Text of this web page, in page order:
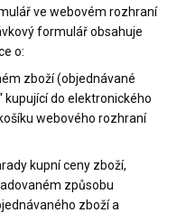
ve webovém rozhraní
formulář obsahuje
o:
zboží (objednávané
kupující do elektronického
webového rozhraní
kupní ceny zboží,
způsobu
zboží a